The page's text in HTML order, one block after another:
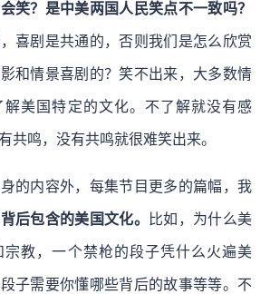
笑？是中美两国人民笑点不一致吗？
喜剧是共通的，否则我们是怎么欣赏
和情景喜剧的？笑不出来，大多数情
解美国特定的文化。不了解就没有感
共鸣，没有共鸣就很难笑出来。
的内容外，每集节目更多的篇幅，我
后包含的美国文化。 比如，为什么美
宗教，一个禁枪的段子凭什么火遍美
子需要你懂哪些背后的故事等等。不